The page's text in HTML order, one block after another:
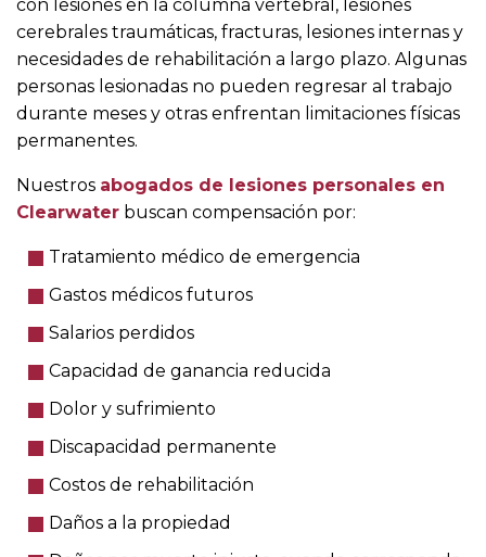
con lesiones en la columna vertebral, lesiones
cerebrales traumáticas, fracturas, lesiones internas y
necesidades de rehabilitación a largo plazo. Algunas
personas lesionadas no pueden regresar al trabajo
durante meses y otras enfrentan limitaciones físicas
permanentes.
Nuestros abogados de lesiones personales en
Clearwater buscan compensación por:
Tratamiento médico de emergencia
Gastos médicos futuros
Salarios perdidos
Capacidad de ganancia reducida
Dolor y sufrimiento
Discapacidad permanente
Costos de rehabilitación
Daños a la propiedad